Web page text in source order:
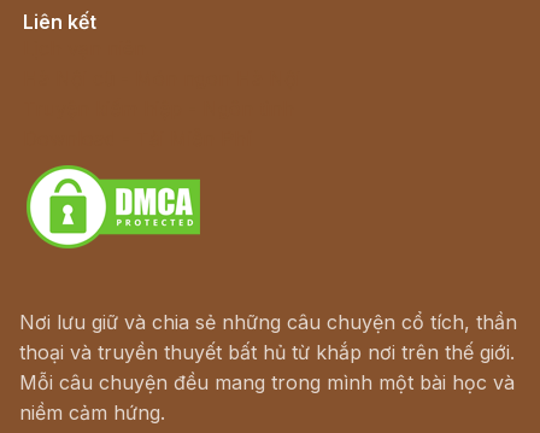
Liên kết
Nơi lưu giữ và chia sẻ những câu chuyện cổ tích, thần
thoại và truyền thuyết bất hủ từ khắp nơi trên thế giới.
Mỗi câu chuyện đều mang trong mình một bài học và
niềm cảm hứng.